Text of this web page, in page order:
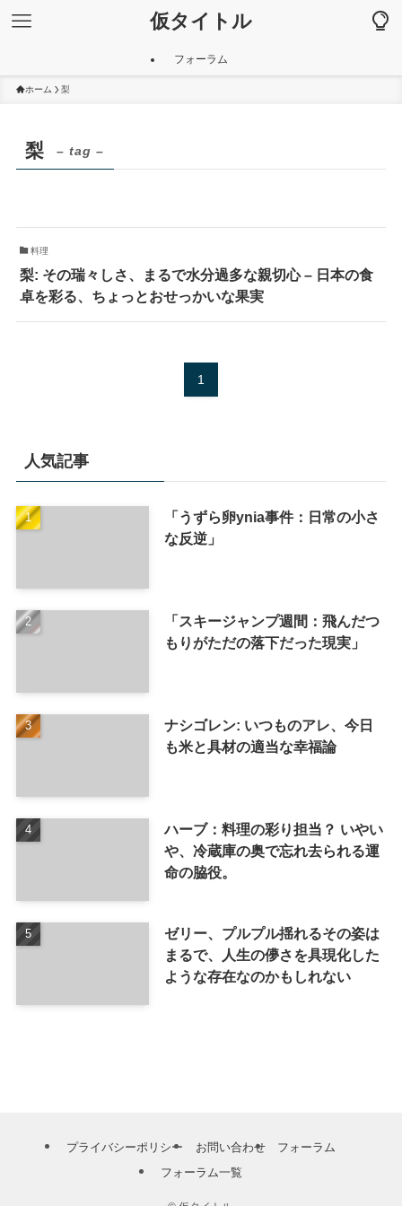
仮タイトル
フォーラム
ホーム 梨
人気記事
「うずら卵ynia事件：日常の小さ
な反逆」
「スキージャンプ週間：飛んだつ
もりがただの落下だった現実」
ナシゴレン: いつものアレ、今日
も米と具材の適当な幸福論
ハーブ：料理の彩り担当？ いやい
や、冷蔵庫の奥で忘れ去られる運
命の脇役。
ゼリー、プルプル揺れるその姿は
まるで、人生の儚さを具現化した
ような存在なのかもしれない
梨 – tag –
料理
梨: その瑞々しさ、まるで水分過多な親切心 – 日本の食
卓を彩る、ちょっとおせっかいな果実
1
プライバシーポリシー お問い合わせ
フォーラム
フォーラム一覧